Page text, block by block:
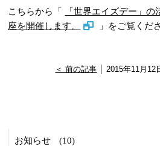
こちらから「
「世界エイズデー」
座を開催します。
」をご覧くだ
＜ 前の記事 │ 2015年11月
お知らせ (10)